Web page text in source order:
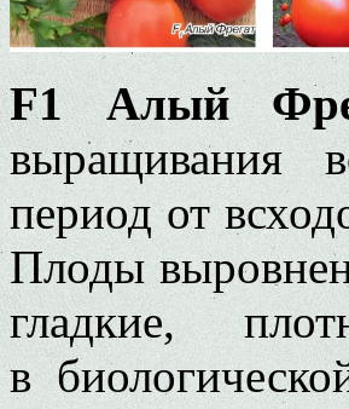
F1 Алый
выращивания
период от
Плоды
гладкие,
в